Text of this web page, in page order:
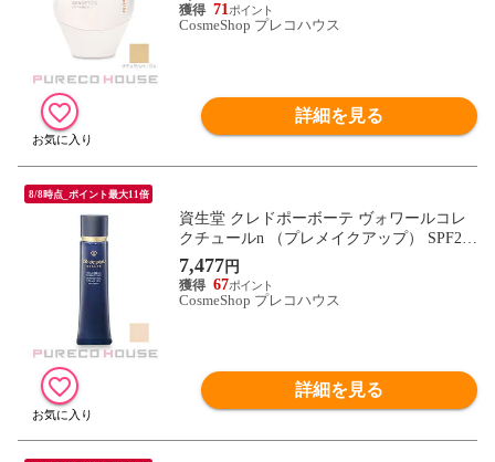
71
CosmeShop プレコハウス
詳細を見る
8/8時点_ポイント最大11倍
資生堂 クレドポーボーテ ヴォワールコレ
クチュールn （プレメイクアップ） SPF2
5・PA++ 40g
7,477 円
67
CosmeShop プレコハウス
詳細を見る